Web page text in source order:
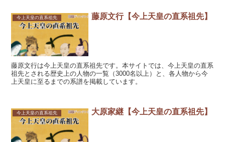
今上天皇の直系祖先 藤原文行【今上天皇の直系祖先】
藤原文行は今上天皇の直系祖先です。本サイトでは、今上天皇の直系
祖先とされる歴史上の人物の一覧（3000名以上）と、各人物から今
上天皇に至るまでの系譜を掲載しています。
今上天皇の直系祖先 大原家継【今上天皇の直系祖先】